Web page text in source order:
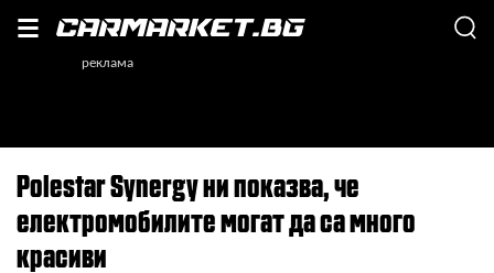
Polestar Synergy ни показва, че
електромобилите могат да са много
красиви